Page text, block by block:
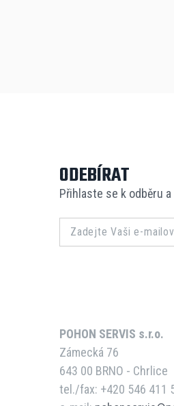
ODEBÍRAT
Přihlaste se k odběru
POHON SERVIS s.r.o.
Zámecká 76
643 00 BRNO - Chrlice
tel./fax: +420 546 411